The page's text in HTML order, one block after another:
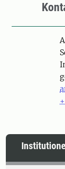
Person